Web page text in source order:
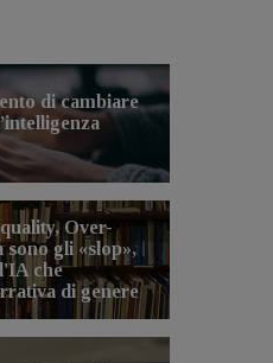
di cambiare
Over-
sono gli «slop»,
che
di genere